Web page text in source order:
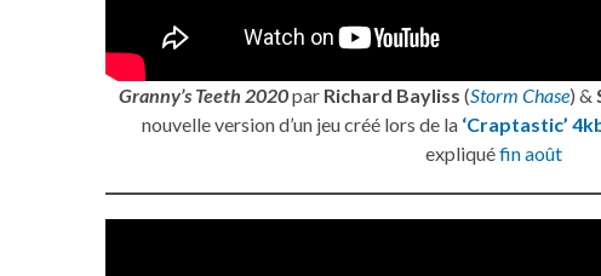
Granny’s Teeth 2020par Richard Bayliss (Storm Chase) &
nouvelle version d’un jeu créé lors de la ‘Craptastic’
expliquéfin août